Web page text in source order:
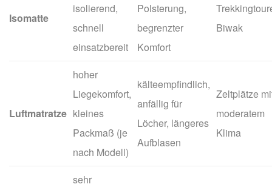
Isomatte
isolierend,
schnell
einsatzbereit
Polsterung,
begrenzter
Komfort
Biwak
Luftmatratze
hoher
Liegekomfort,
kleines
Packmaß (je
nach Modell)
kälteempfindlich,
anfällig für
Löcher, längeres
Aufblasen
Zeltplätze
moderatem
Klima
sehr